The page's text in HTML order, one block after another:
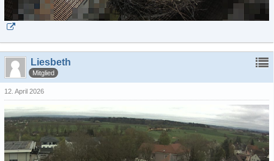
Liesbeth
Mitglied
12. April 2026